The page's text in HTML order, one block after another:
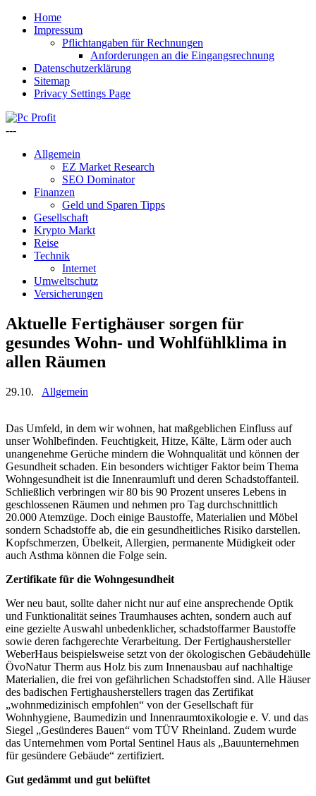
Home
Impressum
Pflichtangaben für Rechnungen
Anforderungen an die Eingangsrechnung
Datenschutzerklärung
Sitemap
Privacy Settings Page
---
Allgemein
EZ Market Research
SEO Dominator
Finanzen
Geld und Sparen Tipps
Gesellschaft
Krypto Markt
Reise
Technik
Internet
Umweltschutz
Versicherungen
Aktuelle Fertighäuser sorgen für
gesundes Wohn- und Wohlfühlklima in
allen Räumen
29.10. Allgemein
Das Umfeld, in dem wir wohnen, hat maßgeblichen Einfluss auf
unser Wohlbefinden. Feuchtigkeit, Hitze, Kälte, Lärm oder auch
unangenehme Gerüche mindern die Wohnqualität und können der
Gesundheit schaden. Ein besonders wichtiger Faktor beim Thema
Wohngesundheit ist die Innenraumluft und deren Schadstoffanteil.
Schließlich verbringen wir 80 bis 90 Prozent unseres Lebens in
geschlossenen Räumen und nehmen pro Tag durchschnittlich
20.000 Atemzüge. Doch einige Baustoffe, Materialien und Möbel
sondern Schadstoffe ab, die ein gesundheitliches Risiko darstellen.
Kopfschmerzen, Übelkeit, Allergien, permanente Müdigkeit oder
auch Asthma können die Folge sein.
Zertifikate für die Wohngesundheit
Wer neu baut, sollte daher nicht nur auf eine ansprechende Optik
und Funktionalität seines Traumhauses achten, sondern auch auf
eine gezielte Auswahl unbedenklicher, schadstoffarmer Baustoffe
sowie deren fachgerechte Verarbeitung. Der Fertighaushersteller
WeberHaus beispielsweise setzt von der ökologischen Gebäudehülle
ÖvoNatur Therm aus Holz bis zum Innenausbau auf nachhaltige
Materialien, die frei von gefährlichen Schadstoffen sind. Alle Häuser
des badischen Fertighausherstellers tragen das Zertifikat
„wohnmedizinisch empfohlen“ von der Gesellschaft für
Wohnhygiene, Baumedizin und Innenraumtoxikologie e. V. und das
Siegel „Gesünderes Bauen“ vom TÜV Rheinland. Zudem wurde
das Unternehmen vom Portal Sentinel Haus als „Bauunternehmen
für gesündere Gebäude“ zertifiziert.
Gut gedämmt und gut belüftet